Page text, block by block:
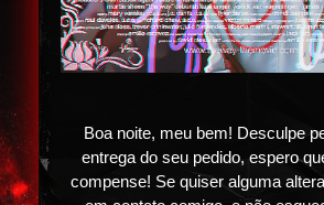
Boa noite, meu bem! Desculpe
entrega do seu pedido, espero
compense! Se quiser alguma